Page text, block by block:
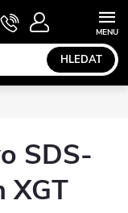
HLEDAT
NÁKUPNÍ
KOŠÍK
SDS-
XGT